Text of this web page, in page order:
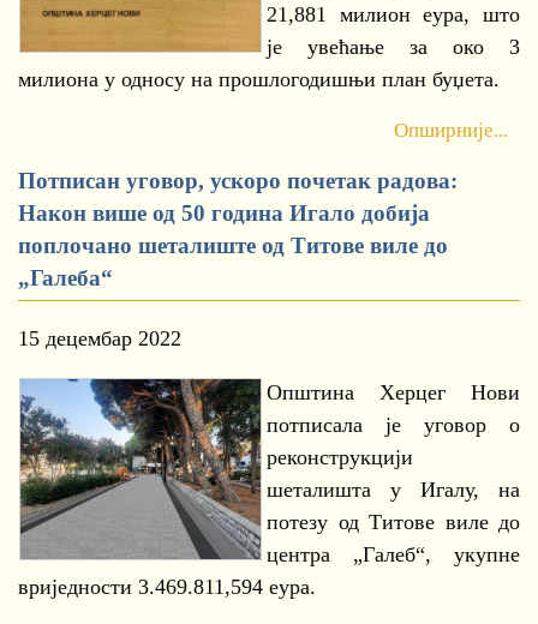
21,881 милион еура, што
је увећање за око 3
милиона у односу на прошлогодишњи план буџета.
Опширније...
Потписан уговор, ускоро почетак радова:
Након више од 50 година Игало добија
поплочано шеталиште од Титове виле до
„Галеба“
15 децембар 2022
Општина Херцег Нови
потписала је уговор о
реконструкцији
шеталишта у Игалу, на
потезу од Титове виле до
центра „Галеб“, укупне
вриједности 3.469.811,594 еура.